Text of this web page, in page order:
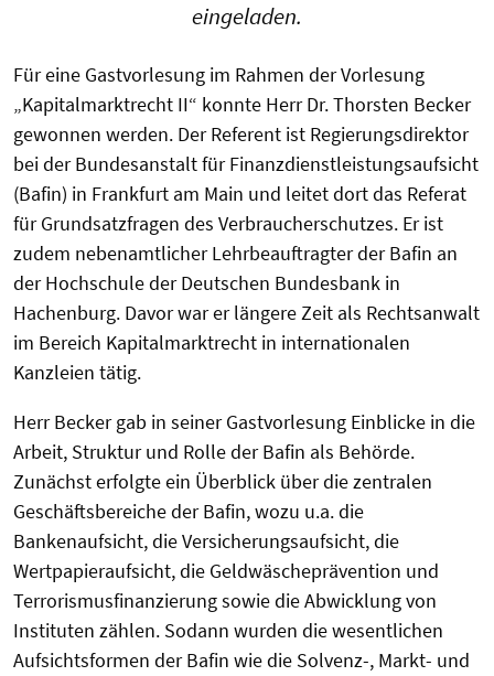
eingeladen.
Für eine Gastvorlesung im Rahmen der Vorlesung
„Kapitalmarktrecht II“ konnte Herr Dr. Thorsten Becker
gewonnen werden. Der Referent ist Regierungsdirektor
bei der Bundesanstalt für Finanzdienstleistungsaufsicht
(Bafin) in Frankfurt am Main und leitet dort das Referat
für Grundsatzfragen des Verbraucherschutzes. Er ist
zudem nebenamtlicher Lehrbeauftragter der Bafin an
der Hochschule der Deutschen Bundesbank in
Hachenburg. Davor war er längere Zeit als Rechtsanwalt
im Bereich Kapitalmarktrecht in internationalen
Kanzleien tätig.
Herr Becker gab in seiner Gastvorlesung Einblicke in die
Arbeit, Struktur und Rolle der Bafin als Behörde.
Zunächst erfolgte ein Überblick über die zentralen
Geschäftsbereiche der Bafin, wozu u.a. die
Bankenaufsicht, die Versicherungsaufsicht, die
Wertpapieraufsicht, die Geldwäscheprävention und
Terrorismusfinanzierung sowie die Abwicklung von
Instituten zählen. Sodann wurden die wesentlichen
Aufsichtsformen der Bafin wie die Solvenz-, Markt- und